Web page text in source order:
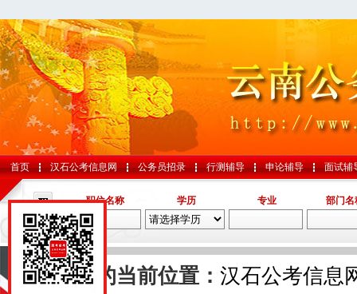
首页 汉石公考信息网 公务员招录 行测辅导 申论辅导 面试辅
职位名称 学历 专业 部门名
导航 您的当前位置： 汉石公考信息